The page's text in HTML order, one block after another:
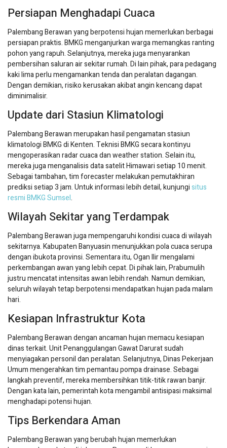
Persiapan Menghadapi Cuaca
Palembang Berawan yang berpotensi hujan memerlukan berbagai
persiapan praktis. BMKG menganjurkan warga memangkas ranting
pohon yang rapuh. Selanjutnya, mereka juga menyarankan
pembersihan saluran air sekitar rumah. Di lain pihak, para pedagang
kaki lima perlu mengamankan tenda dan peralatan dagangan.
Dengan demikian, risiko kerusakan akibat angin kencang dapat
diminimalisir.
Update dari Stasiun Klimatologi
Palembang Berawan merupakan hasil pengamatan stasiun
klimatologi BMKG di Kenten. Teknisi BMKG secara kontinyu
mengoperasikan radar cuaca dan weather station. Selain itu,
mereka juga menganalisis data satelit Himawari setiap 10 menit.
Sebagai tambahan, tim forecaster melakukan pemutakhiran
prediksi setiap 3 jam. Untuk informasi lebih detail, kunjungisitus
resmi BMKG Sumsel.
Wilayah Sekitar yang Terdampak
Palembang Berawan juga mempengaruhi kondisi cuaca di wilayah
sekitarnya. Kabupaten Banyuasin menunjukkan pola cuaca serupa
dengan ibukota provinsi. Sementara itu, Ogan Ilir mengalami
perkembangan awan yang lebih cepat. Di pihak lain, Prabumulih
justru mencatat intensitas awan lebih rendah. Namun demikian,
seluruh wilayah tetap berpotensi mendapatkan hujan pada malam
hari.
Kesiapan Infrastruktur Kota
Palembang Berawan dengan ancaman hujan memacu kesiapan
dinas terkait. Unit Penanggulangan Gawat Darurat sudah
menyiagakan personil dan peralatan. Selanjutnya, Dinas Pekerjaan
Umum mengerahkan tim pemantau pompa drainase. Sebagai
langkah preventif, mereka membersihkan titik-titik rawan banjir.
Dengan kata lain, pemerintah kota mengambil antisipasi maksimal
menghadapi potensi hujan.
Tips Berkendara Aman
Palembang Berawan yang berubah hujan memerlukan